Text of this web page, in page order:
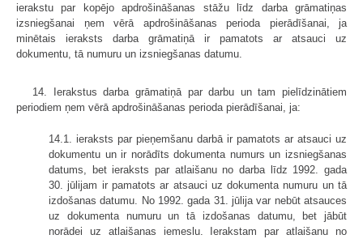
ierakstu par kopējo apdrošināšanas stāžu līdz darba grāmatiņas
izsniegšanai ņem vērā apdrošināšanas perioda pierādīšanai, ja
minētais ieraksts darba grāmatiņā ir pamatots ar atsauci uz
dokumentu, tā numuru un izsniegšanas datumu.
14. Ierakstus darba grāmatiņā par darbu un tam pielīdzinātiem
periodiem ņem vērā apdrošināšanas perioda pierādīšanai, ja:
14.1. ieraksts par pieņemšanu darbā ir pamatots ar atsauci uz
dokumentu un ir norādīts dokumenta numurs un izsniegšanas
datums, bet ieraksts par atlaišanu no darba līdz 1992. gada
30. jūlijam ir pamatots ar atsauci uz dokumenta numuru un tā
izdošanas datumu. No 1992. gada 31. jūlija var nebūt atsauces
uz dokumenta numuru un tā izdošanas datumu, bet jābūt
norādei uz atlaišanas iemeslu. Ierakstam par atlaišanu no